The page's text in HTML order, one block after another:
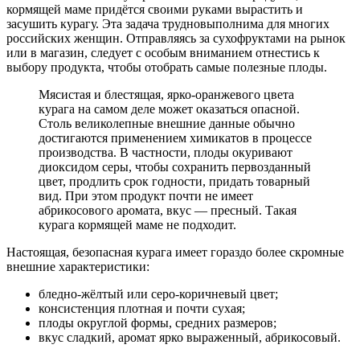
кормящей маме придётся своими руками вырастить и
засушить курагу. Эта задача трудновыполнима для многих
российских женщин. Отправляясь за сухофруктами на рынок
или в магазин, следует с особым вниманием отнестись к
выбору продукта, чтобы отобрать самые полезные плоды.
Мясистая и блестящая, ярко-оранжевого цвета
курага на самом деле может оказаться опасной.
Столь великолепные внешние данные обычно
достигаются применением химикатов в процессе
производства. В частности, плоды окуривают
диоксидом серы, чтобы сохранить первозданный
цвет, продлить срок годности, придать товарный
вид. При этом продукт почти не имеет
абрикосового аромата, вкус — пресный. Такая
курага кормящей маме не подходит.
Настоящая, безопасная курага имеет гораздо более скромные
внешние характеристики:
бледно-жёлтый или серо-коричневый цвет;
консистенция плотная и почти сухая;
плоды округлой формы, средних размеров;
вкус сладкий, аромат ярко выраженный, абрикосовый.